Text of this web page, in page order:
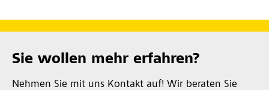
Sie wollen mehr erfahren?
Nehmen Sie mit uns Kontakt auf! Wir beraten Sie